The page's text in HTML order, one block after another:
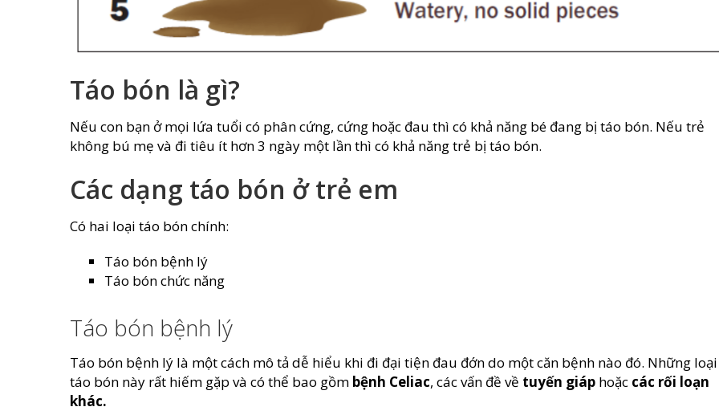
Táo bón là gì?
Nếu con bạn ở mọi lứa tuổi có phân cứng, cứng hoặc đau thì có khả năng bé đang bị táo bón. Nếu trẻ
không bú mẹ và đi tiêu ít hơn 3 ngày một lần thì có khả năng trẻ bị táo bón.
Các dạng táo bón ở trẻ em
Có hai loại táo bón chính:
Táo bón bệnh lý
Táo bón chức năng
Táo bón bệnh lý
Táo bón bệnh lý là một cách mô tả dễ hiểu khi đi đại tiện đau đớn do một căn bệnh nào đó. Những loại
táo bón này rất hiếm gặp và có thể bao gồm bệnh Celiac, các vấn đề về tuyến giáp hoặc các rối loạn
khác.